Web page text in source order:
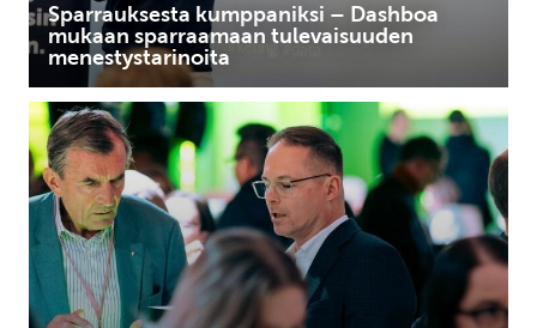
Sparrauksesta kumppaniksi – Dashboa
mukaan sparraamaan tulevaisuuden
menestystarinoita
Kasvun
kynnyksellä:
Tunnista
ja
poista
yrityksen
kasvun
esteet